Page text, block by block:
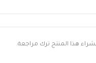
هذا المنتج ترك مراجعة.